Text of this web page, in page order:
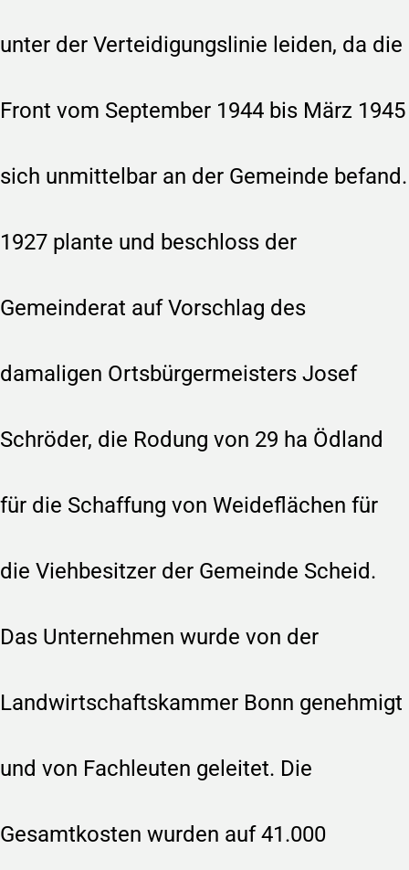
unter der Verteidigungslinie leiden, da die
Front vom September 1944 bis März 1945
sich unmittelbar an der Gemeinde befand.
1927 plante und beschloss der
Gemeinderat auf Vorschlag des
damaligen Ortsbürgermeisters Josef
Schröder, die Rodung von 29 ha Ödland
für die Schaffung von Weideflächen für
die Viehbesitzer der Gemeinde Scheid.
Das Unternehmen wurde von der
Landwirtschaftskammer Bonn genehmigt
und von Fachleuten geleitet. Die
Gesamtkosten wurden auf 41.000